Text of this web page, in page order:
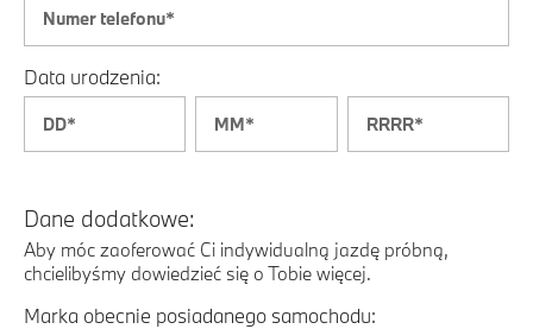
Data urodzenia:
Dane dodatkowe:
Aby móc zaoferować Ci indywidualną jazdę próbną,
chcielibyśmy dowiedzieć się o Tobie więcej.
Marka obecnie posiadanego samochodu: